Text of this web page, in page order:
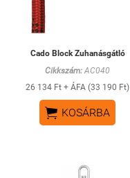
Cado Block Zuhanásgátló
Cikkszám: AC040
26 134 Ft + ÁFA (33 190 Ft)
 KOSÁRBA